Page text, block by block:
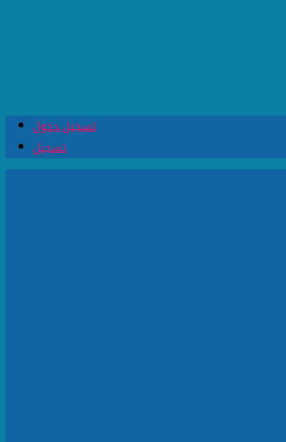
تسجيل دخول
تسجيل